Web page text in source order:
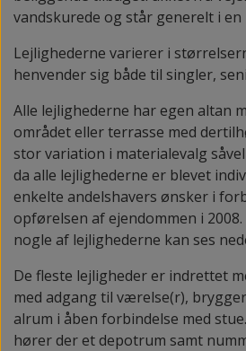
vandskurede og står generelt i
Lejlighederne varierer i
henvender sig både til singler,
Alle lejlighederne har egen altan
området eller terrasse med
stor variation i materialevalg
da alle lejlighederne er blevet
enkelte andelshavers ønsker i
opførelsen af ejendommen i
nogle af lejlighederne kan ses
De fleste lejligheder er indrettet
med adgang til værelse(r),
alrum i åben forbindelse med
hører der et depotrum samt